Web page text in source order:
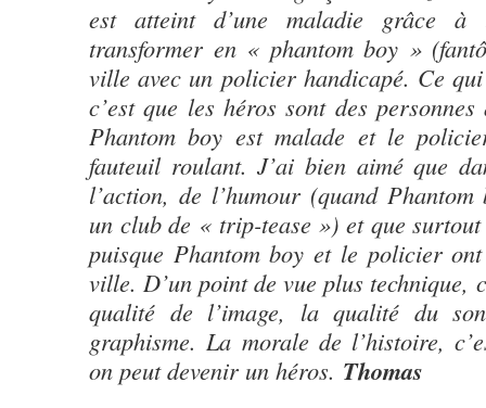
est atteint d’une maladie grâce
transformer en « phantom boy »
ville avec un policier handicapé. Ce
c’est que les héros sont des
Phantom boy est malade et le
fauteuil roulant. J’ai bien aimé que
l’action, de l’humour (quand
un club de « trip-tease ») et que
puisque Phantom boy et le policier
ville. D’un point de vue plus technique,
qualité de l’image, la qualité du
graphisme. La morale de l’histoire,
on peut devenir un héros. Thomas